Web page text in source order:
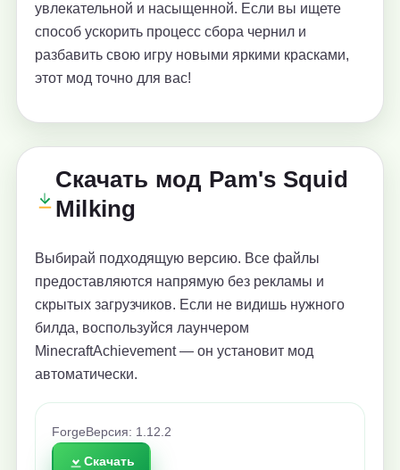
увлекательной и насыщенной. Если вы ищете
способ ускорить процесс сбора чернил и
разбавить свою игру новыми яркими красками,
этот мод точно для вас!
Скачать мод Pam's Squid
Milking
Выбирай подходящую версию. Все файлы
предоставляются напрямую без рекламы и
скрытых загрузчиков. Если не видишь нужного
билда, воспользуйся лаунчером
MinecraftAchievement — он установит мод
автоматически.
Forge Версия: 1.12.2
Скачать